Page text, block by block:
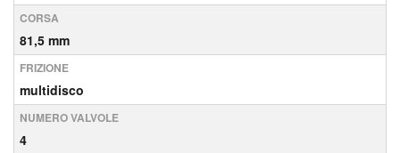
CORSA
81,5 mm
FRIZIONE
multidisco
NUMERO VALVOLE
4